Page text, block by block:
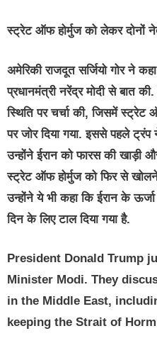
स्ट्रेट ऑफ होर्मुज को लेकर दोनों
अमेरिकी राजदूत सर्जियो गोर ने
प्रधानमंत्री नरेंद्र मोदी से बात
स्थिति पर चर्चा की, जिसमें
पर जोर दिया गया. इससे पहले ट्रंप
उन्होंने ईरान को फारस की खाड़ी
स्ट्रेट ऑफ होर्मुज को फिर से
उन्होंने ये भी कहा कि ईरान के
दिन के लिए टाल दिया गया है.
President Donald Trump
Minister Modi. They
in the Middle East,
keeping the Strait of